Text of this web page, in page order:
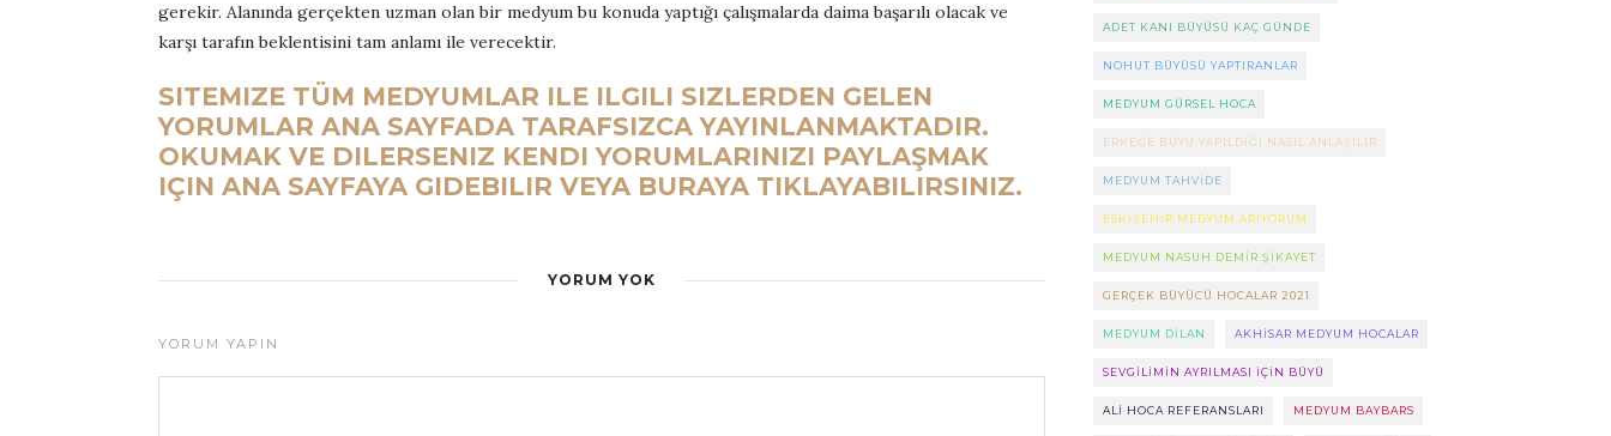
gerekir. Alanında gerçekten uzman olan bir medyum bu konuda yaptığı çalışmalarda daima başarılı olacak ve
karşı tarafın beklentisini tam anlamı ile verecektir.
SITEMIZE TÜM MEDYUMLAR ILE ILGILI SIZLERDEN GELEN
YORUMLAR ANA SAYFADA TARAFSIZCA YAYINLANMAKTADIR.
OKUMAK VE DILERSENIZ KENDI YORUMLARINIZI PAYLAŞMAK
IÇIN ANA SAYFAYA GIDEBILIR VEYA BURAYA TIKLAYABILIRSINIZ.
YORUM YOK
YORUM YAPIN
ADET KANI BÜYÜSÜ KAÇ GÜNDE
NOHUT BÜYÜSÜ YAPTIRANLAR
MEDYUM GÜRSEL HOCA
ERKEĞE BÜYÜ YAPILDIĞI NASIL ANLAŞILIR
MEDYUM TAHVIDE
ESKIŞEHIR MEDYUM ARIYORUM
MEDYUM NASUH DEMIR ŞIKAYET
GERÇEK BÜYÜCÜ HOCALAR 2021
MEDYUM DILAN AKHISAR MEDYUM HOCALAR
SEVGILIMIN AYRILMASI IÇIN BÜYÜ
ALI HOCA REFERANSLARI MEDYUM BAYBARS